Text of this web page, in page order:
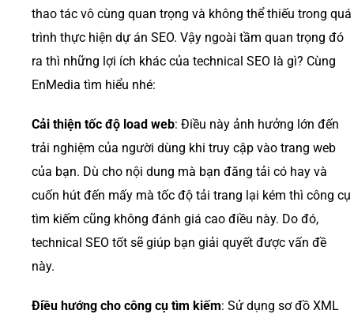
thao tác vô cùng quan trọng và không thể thiếu trong quá
trình thực hiện dự án SEO. Vậy ngoài tầm quan trọng đó
ra thì những lợi ích khác của technical SEO là gì? Cùng
EnMedia tìm hiểu nhé:
Cải thiện tốc độ load web: Điều này ảnh hưởng lớn đến
trải nghiệm của người dùng khi truy cập vào trang web
của bạn. Dù cho nội dung mà bạn đăng tải có hay và
cuốn hút đến mấy mà tốc độ tải trang lại kém thì công cụ
tìm kiếm cũng không đánh giá cao điều này. Do đó,
technical SEO tốt sẽ giúp bạn giải quyết được vấn đề
này.
Điều hướng cho công cụ tìm kiếm: Sử dụng sơ đồ XML